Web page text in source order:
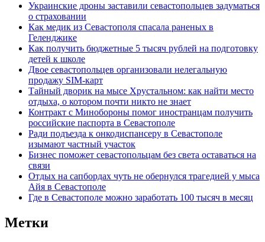
Украинские дроны заставили севастопольцев задуматься
о страховании
Как медик из Севастополя спасала раненых в
Геленджике
Как получить бюджетные 5 тысяч рублей на подготовку
детей к школе
Двое севастопольцев организовали нелегальную
продажу SIM-карт
Тайный дворик на мысе Хрустальном: как найти место
отдыха, о котором почти никто не знает
Контракт с Минобороны помог иностранцам получить
российские паспорта в Севастополе
Ради подъезда к онкодиспансеру в Севастополе
изымают частный участок
Бизнес поможет севастопольцам без света оставаться на
связи
Отдых на сапбордах чуть не обернулся трагедией у мыса
Айя в Севастополе
Где в Севастополе можно заработать 100 тысяч в месяц
Метки